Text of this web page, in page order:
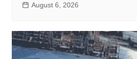
August 6, 2026